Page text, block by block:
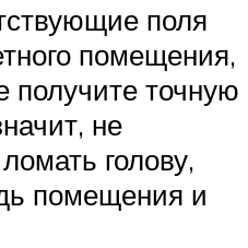
поля
помещения,
получите точную
не
голову,
помещения и